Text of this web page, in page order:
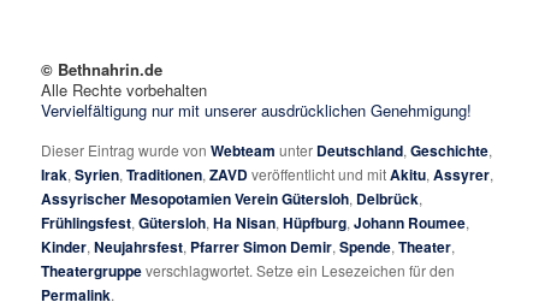
© Bethnahrin.de
Alle Rechte vorbehalten
Vervielfältigung nur mit unserer ausdrücklichen Genehmigung!
Dieser Eintrag wurde vonWebteam unter Deutschland,Geschichte,
Irak,Syrien,Traditionen,ZAVDveröffentlicht und mitAkitu,Assyrer,
Assyrischer Mesopotamien Verein Gütersloh, Delbrück,
Frühlingsfest,Gütersloh,Ha Nisan,Hüpfburg,Johann Roumee,
Kinder,Neujahrsfest, Pfarrer Simon Demir,Spende,Theater,
Theatergruppeverschlagwortet. Setze ein Lesezeichen für den
Permalink.